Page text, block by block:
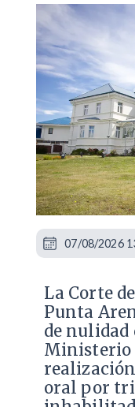
La Corte
Punta
de nulidad
Ministerio
oral por
07/08/2026